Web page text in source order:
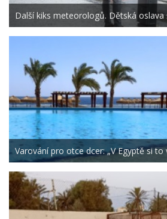
Další kiks meteorologů. Dětská oslava
Varování pro otce dcer: „V Egyptě si